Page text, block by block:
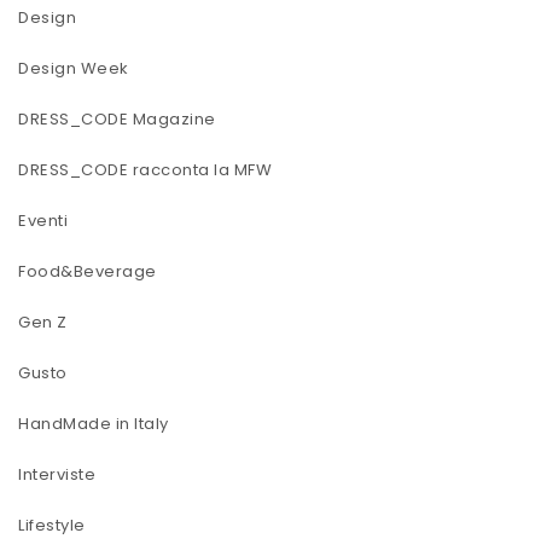
Design
Design Week
DRESS_CODE Magazine
DRESS_CODE racconta la MFW
Eventi
Food&Beverage
Gen Z
Gusto
HandMade in Italy
Interviste
Lifestyle